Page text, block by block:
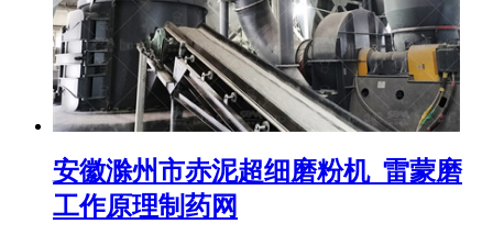
安徽滁州市赤泥超细磨粉机_雷蒙磨
工作原理制药网